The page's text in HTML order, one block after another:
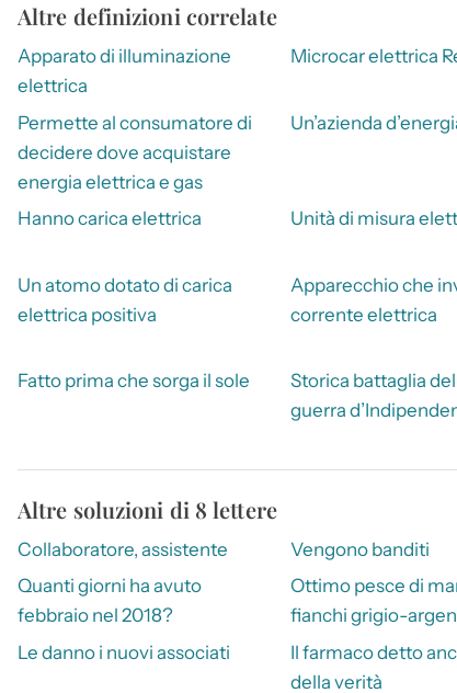
Altre definizioni correlate
Apparato di illuminazione
elettrica
Microcar elettrica
Permette al consumatore di
decidere dove acquistare
energia elettrica e gas
Un’azienda
Hanno carica elettrica Unità di misura
Un atomo dotato di carica
elettrica positiva
Apparecchio che
corrente elettrica
Fatto prima che sorga il sole
Storica battaglia
guerra
Altre soluzioni di 8 lettere
Collaboratore, assistente Vengono banditi
Quanti giorni ha avuto
febbraio nel 2018?
Ottimo pesce di
fianchi grigio-
Le danno i nuovi associati
Il farmaco detto
della verità